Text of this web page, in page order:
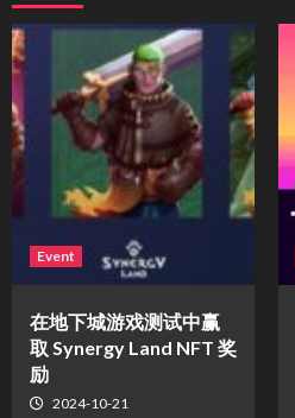
Event
在地下城游戏测试中赢
取 Synergy Land NFT 奖
励
2024-10-21